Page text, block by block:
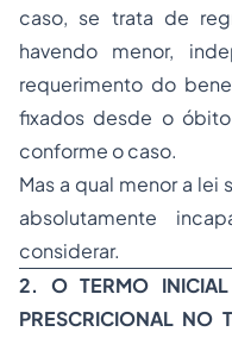
caso, se trata de
havendo menor,
requerimento do
fixados desde o
conforme o caso.
Mas a qual menor a lei
absolutamente
considerar.
2. O TERMO
PRESCRICIONAL NO